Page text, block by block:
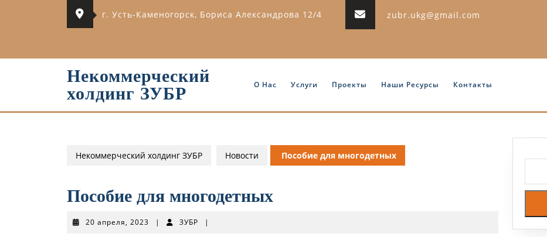
г. Усть-Каменогорск, Бориса Александрова 12/4 zubr.ukg@gmail.com
Некоммерческий
холдинг ЗУБР
О Нас Услуги Проекты Наши Ресурсы Контакты
Некоммерческий холдинг ЗУБР Новости Пособие для многодетных
Пособие для многодетных
20 апреля, 2023 20| ЗУБР ЗУБР
|